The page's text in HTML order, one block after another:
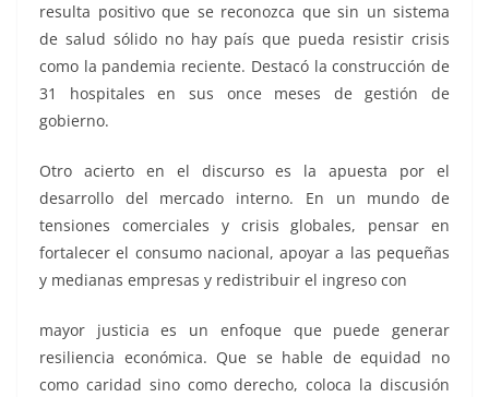
resulta positivo que se reconozca que sin un sistema
de salud sólido no hay país que pueda resistir crisis
como la pandemia reciente. Destacó la construcción de
31 hospitales en sus once meses de gestión de
gobierno.
Otro acierto en el discurso es la apuesta por el
desarrollo del mercado interno. En un mundo de
tensiones comerciales y crisis globales, pensar en
fortalecer el consumo nacional, apoyar a las pequeñas
y medianas empresas y redistribuir el ingreso con
mayor justicia es un enfoque que puede generar
resiliencia económica. Que se hable de equidad no
como caridad sino como derecho, coloca la discusión